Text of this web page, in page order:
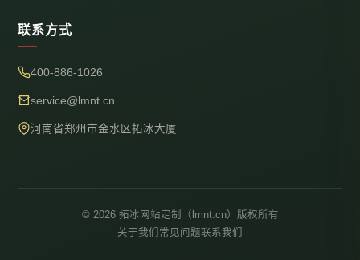
联系方式
400-886-1026
service@lmnt.cn
河南省郑州市金水区拓冰大厦
© 2026 拓冰网站定制（lmnt.cn）版权所有
关于我们 常见问题联系我们